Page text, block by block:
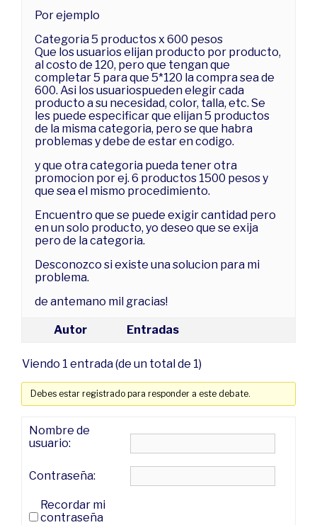
Por ejemplo
Categoria 5 productos x 600 pesos
Que los usuarios elijan producto por producto,
al costo de 120, pero que tengan que
completar 5 para que 5*120 la compra sea de
600. Asi los usuariospueden elegir cada
producto a su necesidad, color, talla, etc. Se
les puede especificar que elijan 5 productos
de la misma categoria, pero se que habra
problemas y debe de estar en codigo.
y que otra categoria pueda tener otra
promocion por ej. 6 productos 1500 pesos y
que sea el mismo procedimiento.
Encuentro que se puede exigir cantidad pero
en un solo producto, yo deseo que se exija
pero de la categoria.
Desconozco si existe una solucion para mi
problema.
de antemano mil gracias!
Autor Entradas
Viendo 1 entrada (de un total de 1)
Debes estar registrado para responder a este debate.
Nombre de
usuario:
Contraseña:
Recordar mi
contraseña